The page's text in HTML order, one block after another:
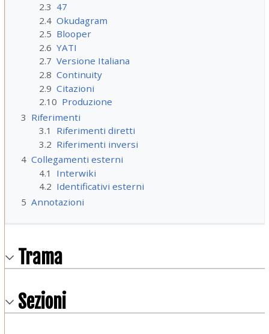
2.3 47
2.4 Okudagram
2.5 Blooper
2.6 YATI
2.7 Versione Italiana
2.8 Continuity
2.9 Citazioni
2.10 Produzione
3 Riferimenti
3.1
Riferimenti diretti
3.2 Riferimenti inversi
4 Collegamenti esterni
4.1
Interwiki
4.2 Identificativi esterni
5 Annotazioni
Trama
Sezioni